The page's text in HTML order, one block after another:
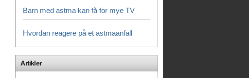
Barn med astma kan få for mye TV
Hvordan reagere på et astmaanfall
Artikler